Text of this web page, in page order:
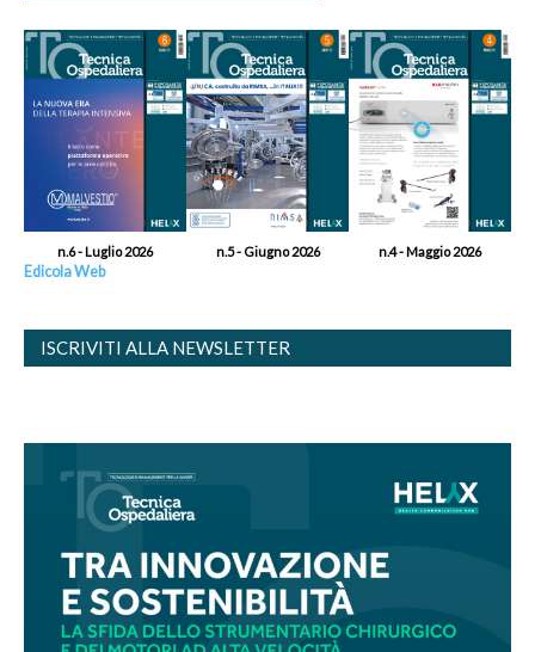
n.6 - Luglio 2026 n.5 - Giugno 2026 n.4 - Maggio 2026
Edicola Web
ISCRIVITI ALLA NEWSLETTER